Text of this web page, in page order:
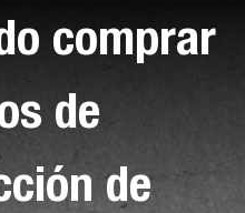
comprar
de
de